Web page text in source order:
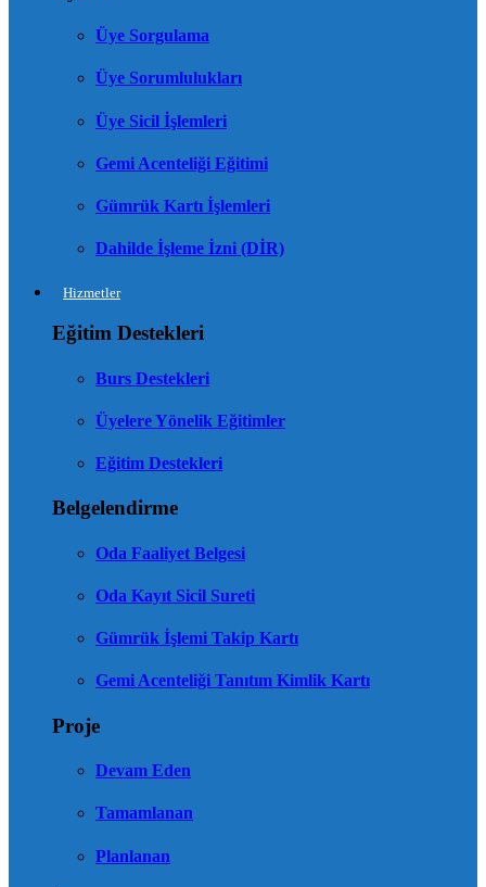
Üye Sorgulama
Üye Sorumlulukları
Üye Sicil İşlemleri
Gemi Acenteliği Eğitimi
Gümrük Kartı İşlemleri
Dahilde İşleme İzni (DİR)
Hizmetler
Eğitim Destekleri
Burs Destekleri
Üyelere Yönelik Eğitimler
Eğitim Destekleri
Belgelendirme
Oda Faaliyet Belgesi
Oda Kayıt Sicil Sureti
Gümrük İşlemi Takip Kartı
Gemi Acenteliği Tanıtım Kimlik Kartı
Proje
Devam Eden
Tamamlanan
Planlanan